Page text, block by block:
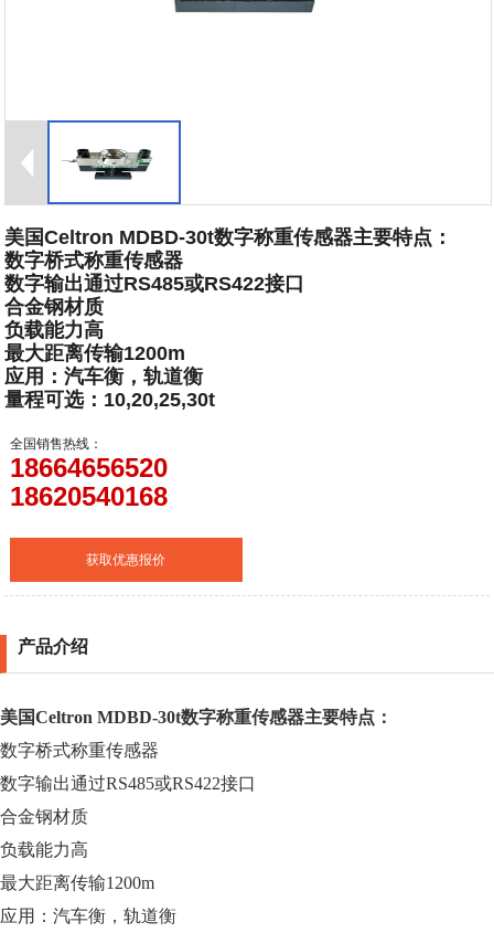
美国Celtron MDBD-30t数字称重传感器主要特点：
数字桥式称重传感器
数字输出通过RS485或RS422接口
合金钢材质
负载能力高
最大距离传输1200m
应用：汽车衡，轨道衡
量程可选：10,20,25,30t
全国销售热线：
18664656520
18620540168
获取优惠报价
产品介绍
美国Celtron MDBD-30t数字称重传感器主要特点：
数字桥式称重传感器
数字输出通过RS485或RS422接口
合金钢材质
负载能力高
最大距离传输1200m
应用：汽车衡，轨道衡